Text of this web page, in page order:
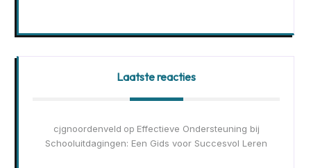
Laatste reacties
cjgnoordenveld op Effectieve Ondersteuning bij
Schooluitdagingen: Een Gids voor Succesvol Leren